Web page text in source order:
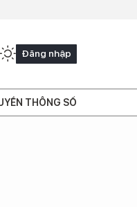
Đăng nhập
THÔNG SỐ